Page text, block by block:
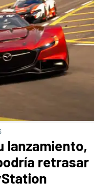
lanzamiento,
retrasar